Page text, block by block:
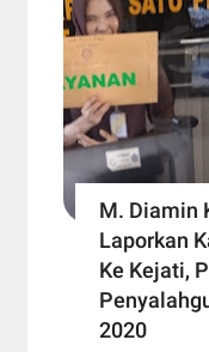
M. Diamin
Laporkan
Ke Kejati,
2020